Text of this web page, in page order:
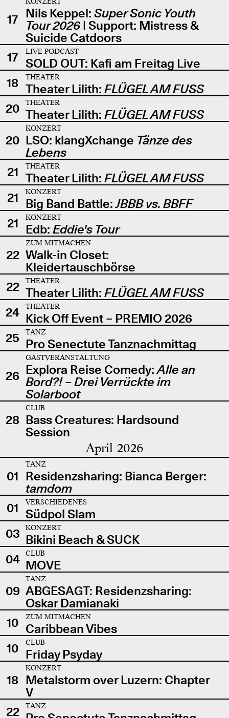
17 Nils Keppel: Super Sonic Youth
Tour 2026| Support: Mistress &
Suicide Catdoors
17
LIVE-PODCAST
SOLD OUT: Kafi am Freitag Live
18
THEATER
Theater Lilith: FLÜGEL AM FUSS
20
THEATER
Theater Lilith: FLÜGEL AM FUSS
20
KONZERT
LSO: klangXchange Tänze des
Lebens
21
THEATER
Theater Lilith: FLÜGEL AM FUSS
21
KONZERT
Big Band Battle:JBBB vs. BBFF
21
KONZERT
Edb: Eddie's Tour
22
ZUM MITMACHEN
Walk-in Closet:
Kleidertauschbörse
22
THEATER
Theater Lilith: FLÜGEL AM FUSS
24
THEATER
Kick Off Event – PREMIO 2026
25
TANZ
Pro Senectute Tanznachmittag
26
GASTVERANSTALTUNG
Explora Reise Comedy:Alle an
Bord?! – Drei Verrückte im
Solarboot
28
CLUB
Bass Creatures: Hardsound
Session
April 2026
01
TANZ
Residenzsharing: Bianca Berger:
tamdom
01
VERSCHIEDENES
Südpol Slam
03
KONZERT
Bikini Beach & SUCK
04
CLUB
MOVE
09
TANZ
ABGESAGT: Residenzsharing:
Oskar Damianaki
10
ZUM MITMACHEN
Caribbean Vibes
10
CLUB
Friday Psyday
18
KONZERT
Metalstorm over Luzern: Chapter
V
22
TANZ